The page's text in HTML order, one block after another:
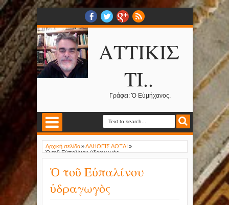
ΑΤΤΙΚΙΣ
ΤΙ..
Γράφει: Ὁ Εὐμήχανος.
Αρχική σελίδα » ΑΛΗΘΕΙΣ ΔΟΞΑΙ »
Ὁ τοῦ Εὐπαλίνου ὑδραγωγὸς
Ὁ τοῦ Εὐπαλίνου
ὑδραγωγὸς